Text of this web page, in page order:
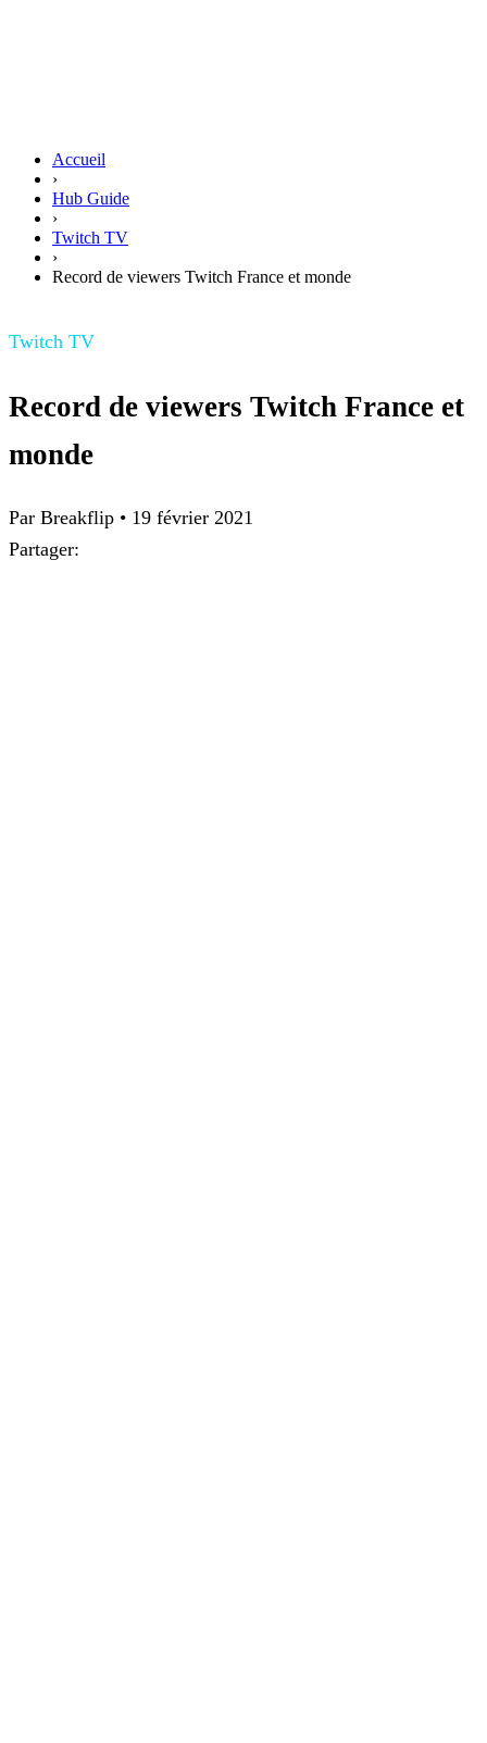
Accueil
›
Hub Guide
›
Twitch TV
›
Record de viewers Twitch France et monde
Twitch TV
Record de viewers Twitch France et
monde
Par Breakflip • 19 février 2021
Partager: